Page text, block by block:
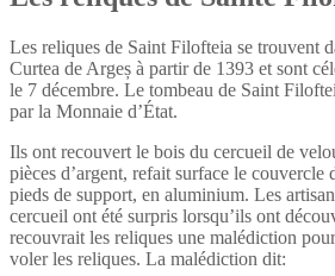
Les reliques de Saint Filofteia se trouvent
Curtea de Argeș à partir de 1393 et sont
le 7 décembre. Le tombeau de Saint
par la Monnaie d’État.
Ils ont recouvert le bois du cercueil de
pièces d’argent, refait surface le couvercle
pieds de support, en aluminium. Les
cercueil ont été surpris lorsqu’ils ont
recouvrait les reliques une malédiction
voler les reliques. La malédiction dit: